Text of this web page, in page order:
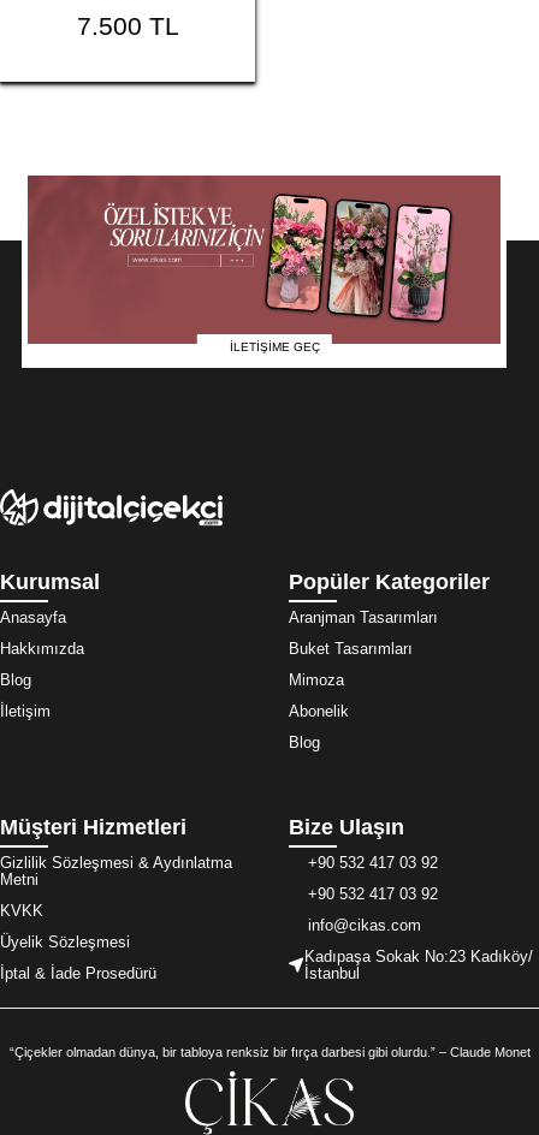
7.500 TL
İLETİŞİME GEÇ
Kurumsal
Anasayfa
Hakkımızda
Blog
İletişim
Popüler Kategoriler
Aranjman Tasarımları
Buket Tasarımları
Mimoza
Abonelik
Blog
Müşteri Hizmetleri
Gizlilik Sözleşmesi & Aydınlatma
Metni
KVKK
Üyelik Sözleşmesi
İptal & İade Prosedürü
Bize Ulaşın
+90 532 417 03 92
+90 532 417 03 92
info@cikas.com
Kadıpaşa Sokak No:23 Kadıköy/
İstanbul
“Çiçekler olmadan dünya, bir tabloya renksiz bir fırça darbesi gibi olurdu.” – Claude Monet